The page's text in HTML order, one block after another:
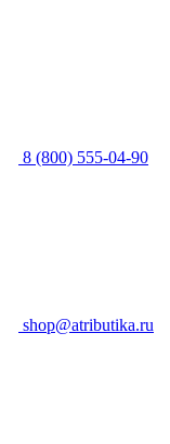
8 (800) 555-04-90
shop@atributika.ru